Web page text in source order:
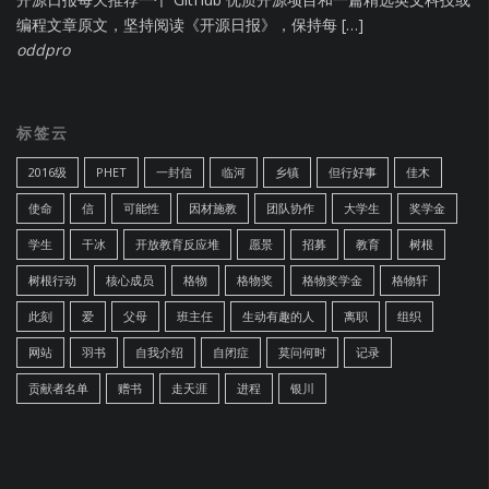
编程文章原文，坚持阅读《开源日报》，保持每 […]
oddpro
标签云
2016级 PHET 一封信 临河 乡镇 但行好事 佳木
使命 信 可能性 因材施教 团队协作 大学生 奖学金
学生 干冰 开放教育反应堆 愿景 招募 教育 树根
树根行动 核心成员 格物 格物奖 格物奖学金 格物轩
此刻 爱 父母 班主任 生动有趣的人 离职 组织
网站 羽书 自我介绍 自闭症 莫问何时 记录
贡献者名单 赠书 走天涯 进程 银川